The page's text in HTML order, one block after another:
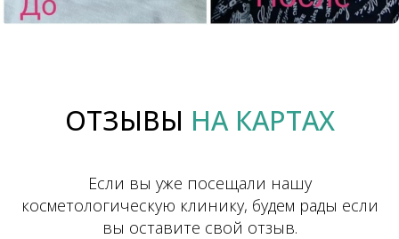
ОТЗЫВЫ НА КАРТАХ
Если вы уже посещали нашу
косметологическую клинику, будем рады если
вы оставите свой отзыв.
Записаться